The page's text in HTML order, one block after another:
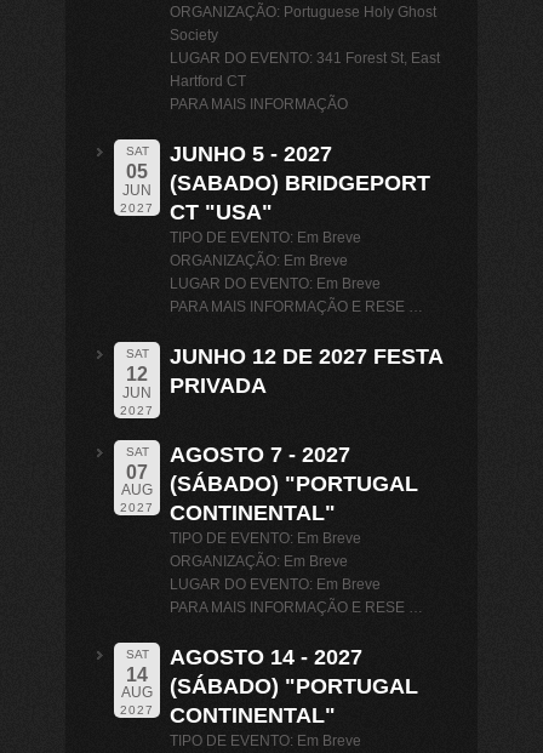
ORGANIZAÇÃO: Portuguese Holy Ghost
Society
LUGAR DO EVENTO: 341 Forest St, East
Hartford CT
PARA MAIS INFORMAÇÃO
SAT
05
JUN
2027
JUNHO 5 - 2027
(SABADO) BRIDGEPORT
CT "USA"
TIPO DE EVENTO: Em Breve
ORGANIZAÇÃO: Em Breve
LUGAR DO EVENTO: Em Breve
PARA MAIS INFORMAÇÃO E RESE …
SAT
12
JUN
2027
JUNHO 12 DE 2027 FESTA
PRIVADA
SAT
07
AUG
2027
AGOSTO 7 - 2027
(SÁBADO) "PORTUGAL
CONTINENTAL"
TIPO DE EVENTO: Em Breve
ORGANIZAÇÃO: Em Breve
LUGAR DO EVENTO: Em Breve
PARA MAIS INFORMAÇÃO E RESE …
SAT
14
AUG
2027
AGOSTO 14 - 2027
(SÁBADO) "PORTUGAL
CONTINENTAL"
TIPO DE EVENTO: Em Breve